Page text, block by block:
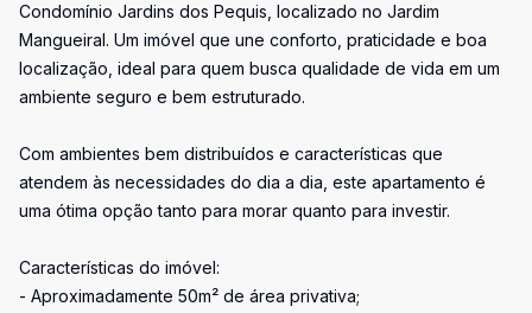
Condomínio Jardins dos Pequis, localizado no Jardim
Mangueiral. Um imóvel que une conforto, praticidade e boa
localização, ideal para quem busca qualidade de vida em um
ambiente seguro e bem estruturado.
Com ambientes bem distribuídos e características que
atendem às necessidades do dia a dia, este apartamento é
uma ótima opção tanto para morar quanto para investir.
Características do imóvel:
- Aproximadamente 50m² de área privativa;